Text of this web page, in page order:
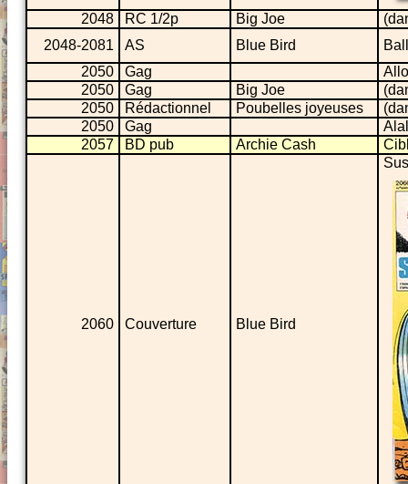
2048 RC 1/2p Big Joe
2048-2081
AS Blue Bird
2050
Gag
2050
Gag Big Joe
2050
Rédactionnel Poubelles joyeuses
2050
Gag
2057
BD pub Archie Cash
2060 Couverture Blue Bird